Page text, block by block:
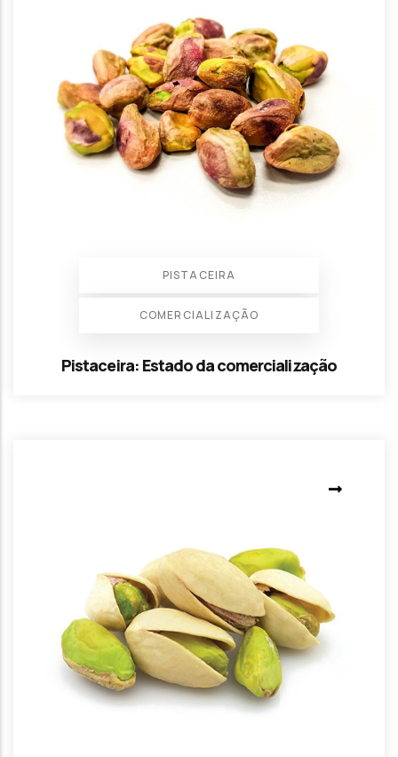
PISTACEIRA
COMERCIALIZAÇÃO
Pistaceira: Estado da comercialização